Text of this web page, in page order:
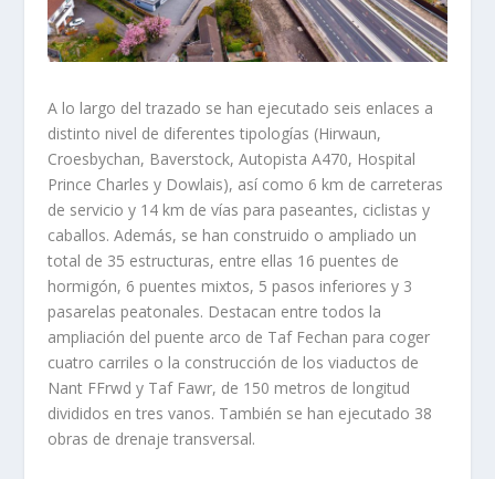
A lo largo del trazado se han ejecutado seis enlaces a
distinto nivel de diferentes tipologías (Hirwaun,
Croesbychan, Baverstock, Autopista A470, Hospital
Prince Charles y Dowlais), así como 6 km de carreteras
de servicio y 14 km de vías para paseantes, ciclistas y
caballos. Además, se han construido o ampliado un
total de 35 estructuras, entre ellas 16 puentes de
hormigón, 6 puentes mixtos, 5 pasos inferiores y 3
pasarelas peatonales. Destacan entre todos la
ampliación del puente arco de Taf Fechan para coger
cuatro carriles o la construcción de los viaductos de
Nant FFrwd y Taf Fawr, de 150 metros de longitud
divididos en tres vanos. También se han ejecutado 38
obras de drenaje transversal.